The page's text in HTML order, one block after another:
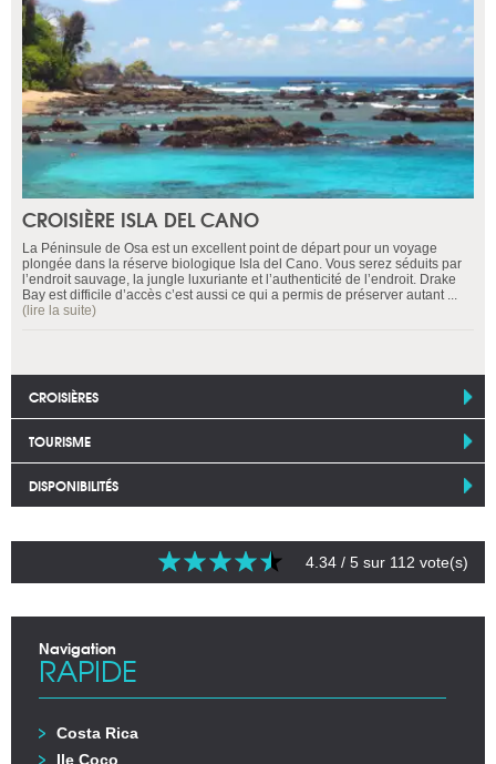
CROISIÈRE ISLA DEL CANO
La Péninsule de Osa est un excellent point de départ pour un voyage
plongée dans la réserve biologique Isla del Cano. Vous serez séduits par
l’endroit sauvage, la jungle luxuriante et l’authenticité de l’endroit. Drake
Bay est difficile d’accès c’est aussi ce qui a permis de préserver autant ...
(lire la suite)
CROISIÈRES
TOURISME
DISPONIBILITÉS
4.34 / 5 sur 112 vote(s)
Navigation
RAPIDE
Costa Rica
Ile Coco